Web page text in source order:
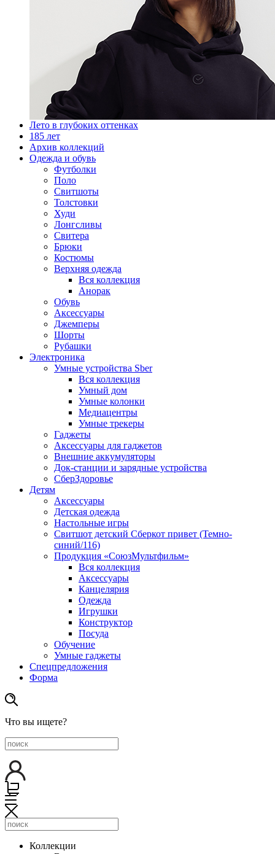
Лето в глубоких оттенках
185 лет
Архив коллекций
Одежда и обувь
Футболки
Поло
Свитшоты
Толстовки
Худи
Лонгсливы
Свитера
Брюки
Костюмы
Верхняя одежда
Вся коллекция
Анорак
Обувь
Аксессуары
Джемперы
Шорты
Рубашки
Электроника
Умные устройства Sber
Вся коллекция
Умный дом
Умные колонки
Медиацентры
Умные трекеры
Гаджеты
Аксессуары для гаджетов
Внешние аккумуляторы
Док-станции и зарядные устройства
СберЗдоровье
Детям
Аксессуары
Детская одежда
Настольные игры
Свитшот детский Сберкот привет (Темно-
синий/116)
Продукция «СоюзМультфильм»
Вся коллекция
Аксессуары
Канцелярия
Одежда
Игрушки
Конструктор
Посуда
Обучение
Умные гаджеты
Спецпредложения
Форма
Что вы ищете?
Коллекции